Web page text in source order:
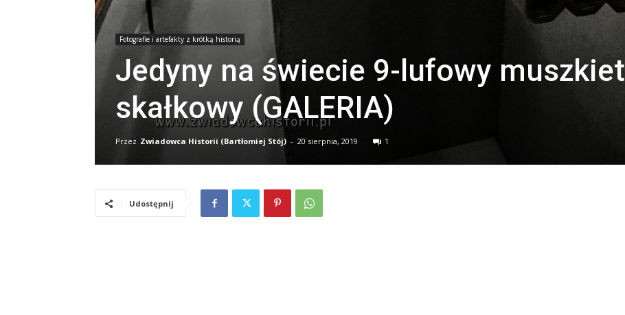
Fotografie i artefakty z krótką historią
Jedyny na świecie 9-lufowy muszkiet
skałkowy (GALERIA)
Przez Zwiadowca Historii (Bartłomiej Stój) - 20 sierpnia, 2019 1
Udostępnij